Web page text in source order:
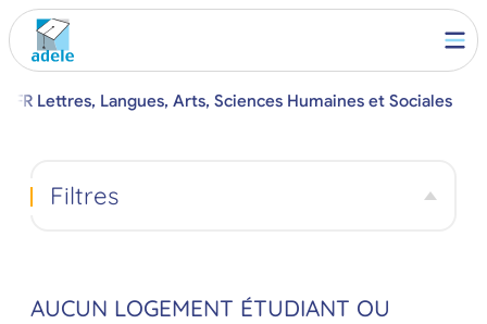
UFR Lettres, Langues, Arts, Sciences Humaines et Sociales
AUCUN LOGEMENT ÉTUDIANT OU
Filtres